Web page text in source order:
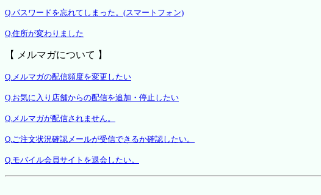
Q.パスワードを忘れてしまった。(スマートフォン)
Q.住所が変わりました
【 メルマガについて 】
Q.メルマガの配信頻度を変更したい
Q.お気に入り店舗からの配信を追加・停止したい
Q.メルマガが配信されません。
Q.ご注文状況確認メールが受信できるか確認したい。
Q.モバイル会員サイトを退会したい。